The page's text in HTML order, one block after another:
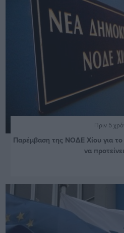
Πριν 5
Παρέμβαση της ΝΟΔΕ Χίου για το
να